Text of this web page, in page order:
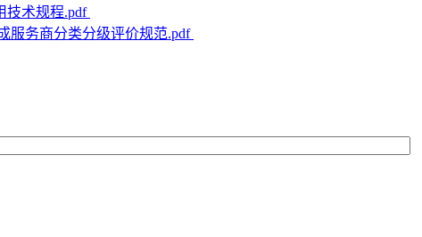
技术规程.pdf
服务商分类分级评价规范.pdf